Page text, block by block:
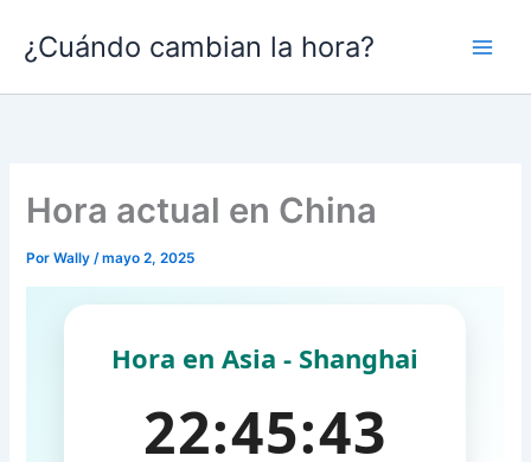
contenido
¿Cuándo cambian la hora?
Hora actual en China
PorWally/mayo 2, 2025